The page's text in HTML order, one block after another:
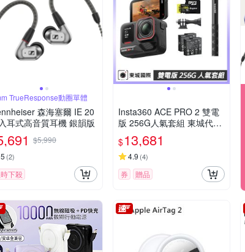
TrueResponse動圈單體
森海塞爾 IE 20
耳式高音質耳機 銀韻版
$5,990
5 (2)
下殺
Insta360 ACE PRO 2 雙電
版 256G人氣套組 東城代理
公司貨
$13,681
4.9 (4)
券 贈品